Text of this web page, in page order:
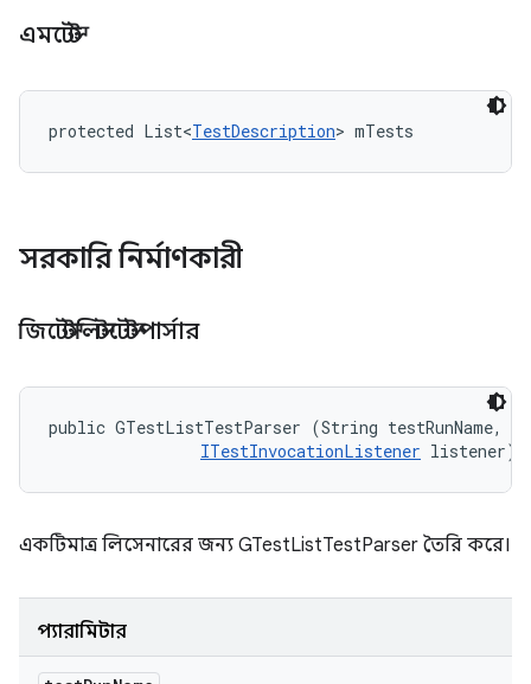
এমটেস্ট
protected List<TestDescription> mTests
সরকারি নির্মাণকারী
জিটেস্টলিস্টটেস্টপার্সার
public GTestListTestParser (String testRunName,
ITestInvocationListener listener)
একটিমাত্র লিসেনারের জন্য GTestListTestParser তৈরি করে।
প্যারামিটার